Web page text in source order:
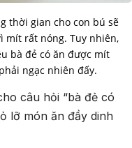
thời gian cho con bú sẽ
mít rất nóng. Tuy nhiên,
bà đẻ có ăn được mít
ngạc nhiên đấy.
câu hỏi “bà đẻ có
lỡ món ăn đầy dinh